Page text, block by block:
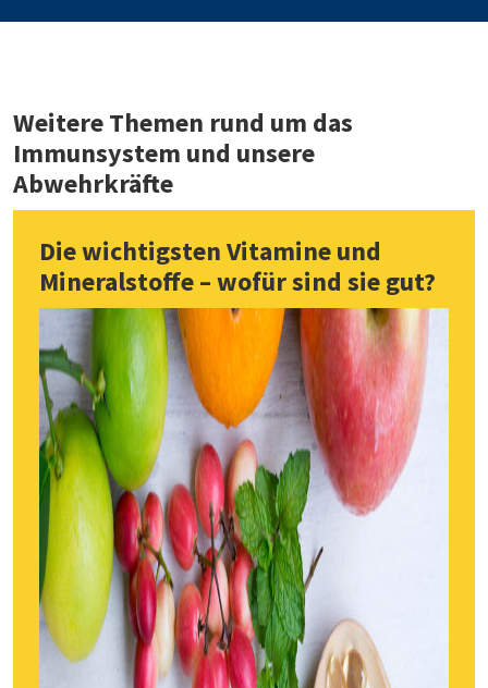
Weitere Themen rund um das
Immunsystem und unsere
Abwehrkräfte
Die wichtigsten Vitamine und
Mineralstoffe – wofür sind sie gut?